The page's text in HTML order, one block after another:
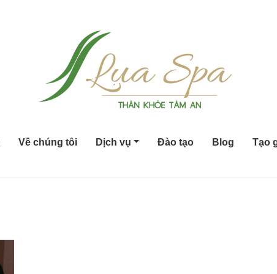
Về chúng tôi Dịch vụ Đào tạo Blog Tạo